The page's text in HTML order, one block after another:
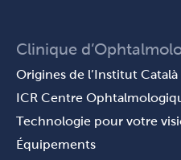
Clinique
Origines de l’Institut Català
ICR Centre
Technologie pour votre
Équipements